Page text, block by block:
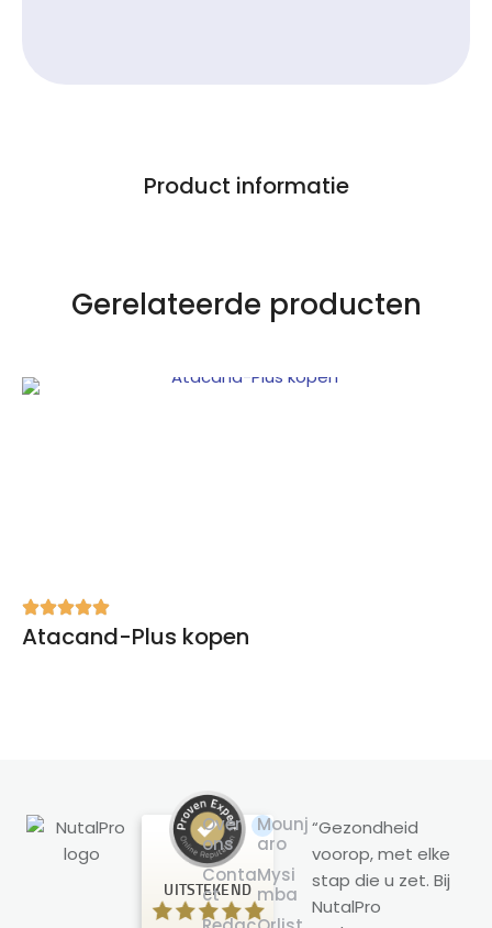
Product informatie
Gerelateerde producten
Atacand-Plus kopen
UITSTEKEND
Klantbeoordelingen en ervaringen
voor
NutalPro
Over
ons
Conta
ct
Mounj
aro
Mysi
mba
“Gezondheid
voorop, met elke
stap die u zet. Bij
NutalPro